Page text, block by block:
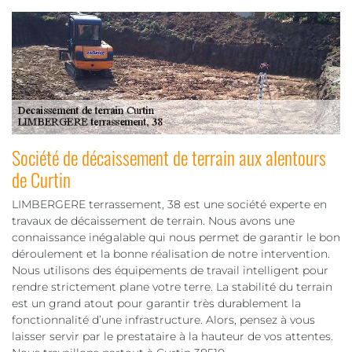
Société de décaissement de terrain aux alentours
de Curtin
LIMBERGERE terrassement, 38 est une société experte en
travaux de décaissement de terrain. Nous avons une
connaissance inégalable qui nous permet de garantir le bon
déroulement et la bonne réalisation de notre intervention.
Nous utilisons des équipements de travail intelligent pour
rendre strictement plane votre terre. La stabilité du terrain
est un grand atout pour garantir très durablement la
fonctionnalité d’une infrastructure. Alors, pensez à vous
laisser servir par le prestataire à la hauteur de vos attentes.